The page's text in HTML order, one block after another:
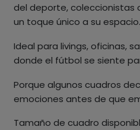
del deporte, coleccionistas
un toque único a su espacio.
Ideal para livings, oficinas,
donde el fútbol se siente
Porque algunos cuadros
emociones antes de que
Tamaño de cuadro